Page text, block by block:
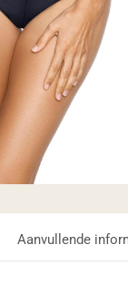
Aanvullende